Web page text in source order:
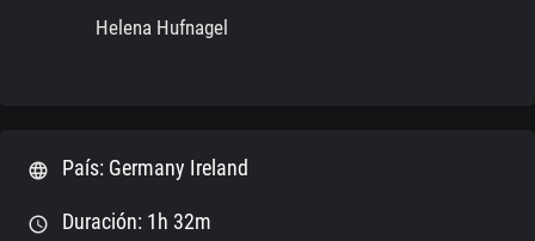
Helena Hufnagel
language País: Germany Ireland
schedule Duración: 1h 32m